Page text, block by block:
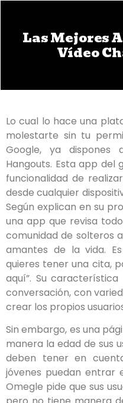
Las Mejores
Vídeo
Lo cual lo hace una
molestarte sin tu
Google, ya
Hangouts. Esta app
funcionalidad de
desde cualquier
Según explican en su
una app que revisa
comunidad de solteros
amantes de la vida.
quieres tener una cita,
aquí”. Su
conversación, con
crear los propios
Sin embargo, es una
manera la edad de sus
deben tener en
jóvenes puedan entrar
Omegle pide que sus